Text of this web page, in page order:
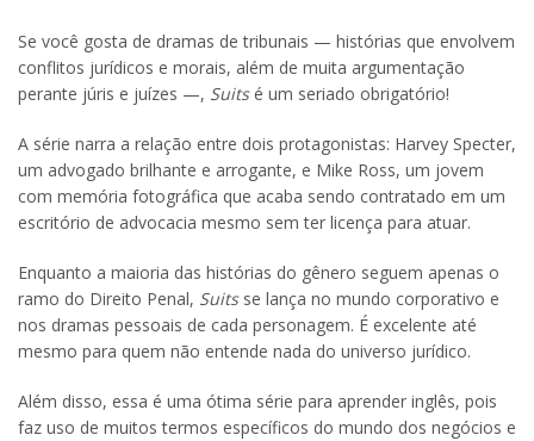
Se você gosta de dramas de tribunais — histórias que envolvem
conflitos jurídicos e morais, além de muita argumentação
perante júris e juízes —, Suitsé um seriado obrigatório!
A série narra a relação entre dois protagonistas: Harvey Specter,
um advogado brilhante e arrogante, e Mike Ross, um jovem
com memória fotográfica que acaba sendo contratado em um
escritório de advocacia mesmo sem ter licença para atuar.
Enquanto a maioria das histórias do gênero seguem apenas o
ramo do Direito Penal, Suitsse lança no mundo corporativo e
nos dramas pessoais de cada personagem. É excelente até
mesmo para quem não entende nada do universo jurídico.
Além disso, essa é uma ótima série para aprender inglês, pois
faz uso de muitos termos específicos do mundo dos negócios e